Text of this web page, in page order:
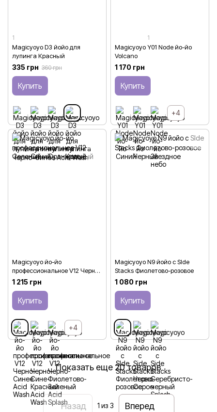
1
Magicyoyo D3 йойо для
лупинга Красный
335 грн 360 грн
Купить
1
Magicyoyo Y01 Node йо-йо
Volcano
1 170 грн
Купить
+4
Magicyoyo йо-йо
профессиональное V12 Черно-
Синее Acid Wash
1 215 грн
Купить
+4
Magicyoyo N9 йойо с SIde
Stacks Фиолетово-розовое
1 080 грн
Купить
Показать еще 20 товаров
Назад 1 из 3 Вперед